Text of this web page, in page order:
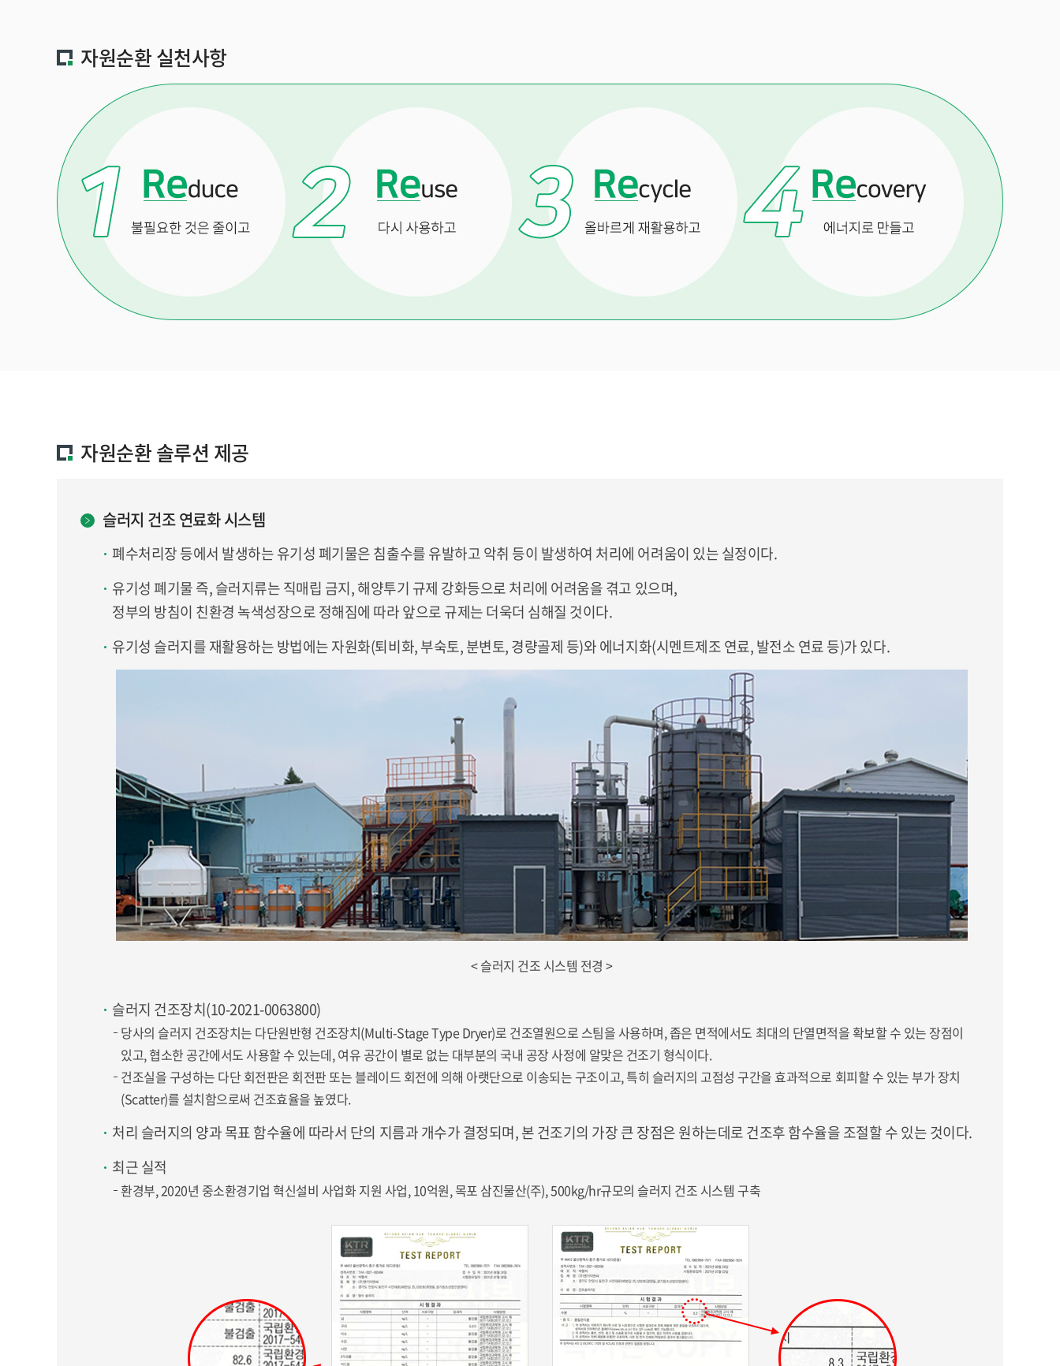
자원순환 실천사항
자원순환 솔루션 제공
슬러지 건조 연료화 시스템
폐수처리장 등에서 발생하는 유기성 폐기물은 침출수를 유발하고 악취 등이 발생하여 처리에 어려움이 있는 실정이다.
유기성 폐기물 즉, 슬러지류는 직매립 금지, 해양투기 규제 강화등으로 처리에 어려움을 겪고 있으며,
정부의 방침이 친환경 녹색성장으로 정해짐에 따라 앞으로 규제는 더욱더 심해질 것이다.
유기성 슬러지를 재활용하는 방법에는 자원화(퇴비화, 부숙토, 분변토, 경량골제 등)와 에너지화(시멘트제조 연료, 발전소 연료 등)가 있다.
< 슬러지 건조 시스템 전경 >
슬러지 건조장치(10-2021-0063800)
당사의 슬러지 건조장치는 다단원반형 건조장치(Multi-Stage Type Dryer)로 건조열원으로 스팀을 사용하며, 좁은 면적에서도 최대의 단열면적을 확보할 수 있는 장점이
있고, 협소한 공간에서도 사용할 수 있는데, 여유 공간이 별로 없는 대부분의 국내 공장 사정에 알맞은 건조기 형식이다.
건조실을 구성하는 다단 회전판은 회전판 또는 블레이드 회전에 의해 아랫단으로 이송되는 구조이고, 특히 슬러지의 고점성 구간을 효과적으로 회피할 수 있는 부가 장치
(Scatter)를 설치함으로써 건조효율을 높였다.
처리 슬러지의 양과 목표 함수율에 따라서 단의 지름과 개수가 결정되며, 본 건조기의 가장 큰 장점은 원하는데로 건조후 함수율을 조절할 수 있는 것이다.
최근 실적
환경부, 2020년 중소환경기업 혁신설비 사업화 지원 사업, 10억원, 목포 삼진물산(주), 500kg/hr규모의 슬러지 건조 시스템 구축